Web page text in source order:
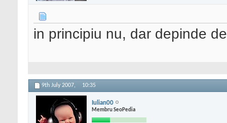
in principiu nu, dar depinde
9th July 2007, 10:35
Iulian00
Membru SeoPedia